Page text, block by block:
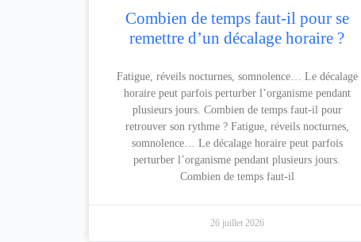
Combien de temps faut-il pour se
remettre d’un décalage horaire ?
Fatigue, réveils nocturnes, somnolence… Le décalage
horaire peut parfois perturber l’organisme pendant
plusieurs jours. Combien de temps faut-il pour
retrouver son rythme ? Fatigue, réveils nocturnes,
somnolence… Le décalage horaire peut parfois
perturber l’organisme pendant plusieurs jours.
Combien de temps faut-il
26 juillet 2026